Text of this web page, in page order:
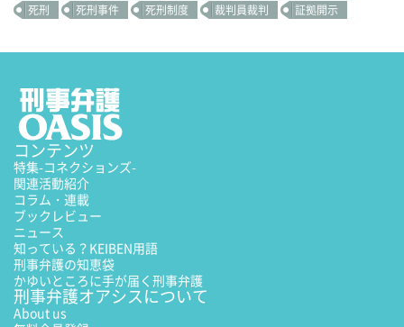
死刑
死刑事件 死刑制度 裁判員裁判 証拠開示
コンテンツ
特集-コネクションズ-
関連活動紹介
コラム・連載
ブックレビュー
ニュース
知っている？KEIBEN用語
刑事弁護の知恵袋
かゆいところに手が届く刑事弁護
刑事弁護オアシスについて
About us